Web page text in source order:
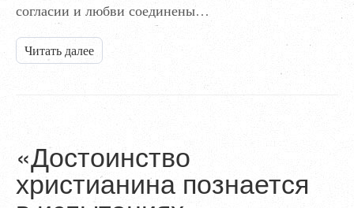
согласии и любви соединены…
Читать далее
«Достоинство
христианина познается